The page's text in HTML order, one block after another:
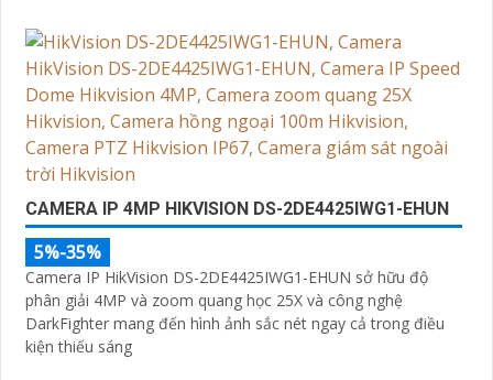
CAMERA IP 4MP HIKVISION DS-2DE4425IWG1-EHUN
5%-35%
Camera IP HikVision DS-2DE4425IWG1-EHUN sở hữu độ
phân giải 4MP và zoom quang học 25X và công nghệ
DarkFighter mang đến hình ảnh sắc nét ngay cả trong điều
kiện thiếu sáng